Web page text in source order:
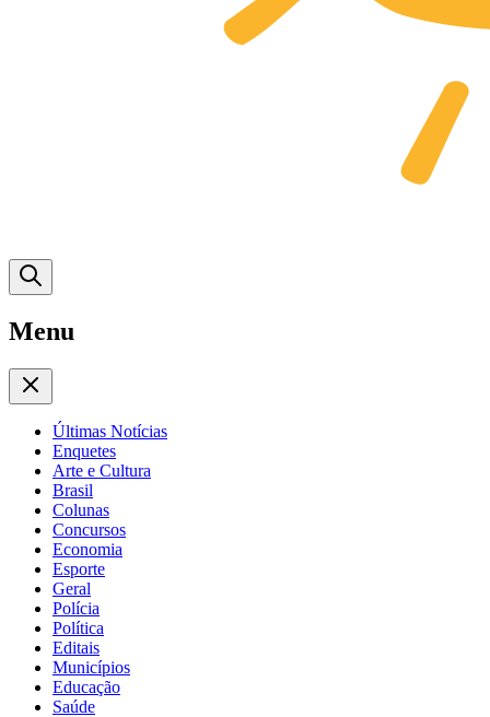
Menu
Últimas Notícias
Enquetes
Arte e Cultura
Brasil
Colunas
Concursos
Economia
Esporte
Geral
Polícia
Política
Editais
Municípios
Educação
Saúde